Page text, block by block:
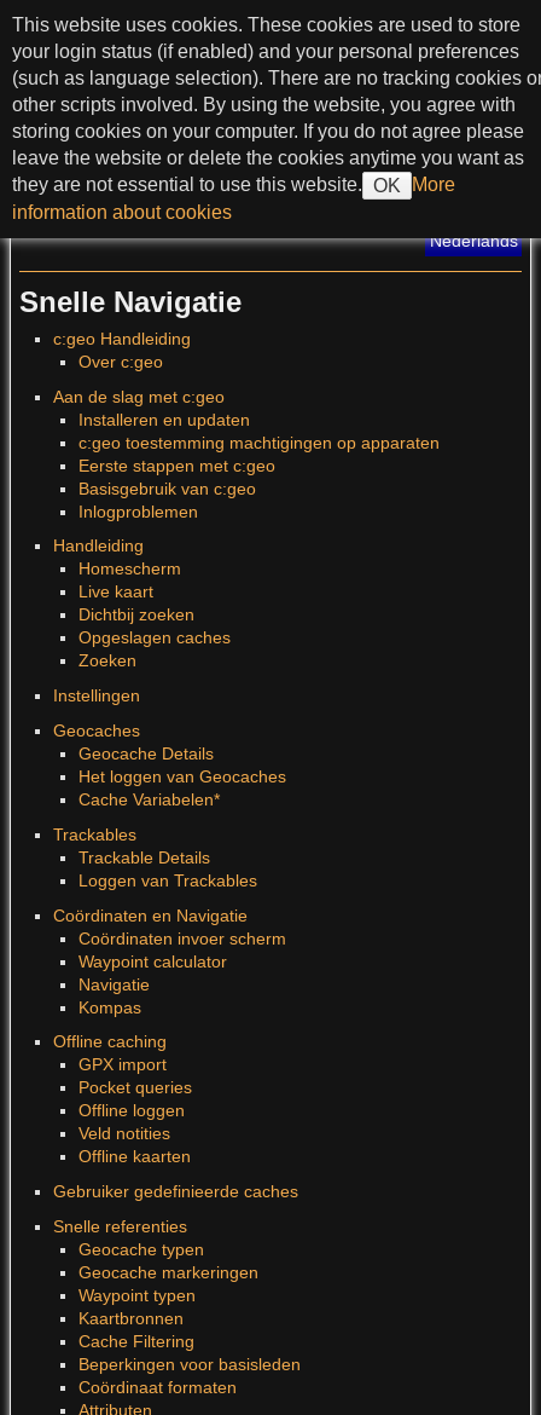
spring naar tekst
c:geo User Guide
>
Nederlands
Snelle Navigatie
c:geo Handleiding
Over c:geo
Aan de slag met c:geo
Installeren en updaten
c:geo toestemming machtigingen op apparaten
Eerste stappen met c:geo
Basisgebruik van c:geo
Inlogproblemen
Handleiding
Homescherm
Live kaart
Dichtbij zoeken
Opgeslagen caches
Zoeken
Instellingen
Geocaches
Geocache Details
Het loggen van Geocaches
Cache Variabelen*
Trackables
Trackable Details
Loggen van Trackables
Coördinaten en Navigatie
Coördinaten invoer scherm
Waypoint calculator
Navigatie
Kompas
Offline caching
GPX import
Pocket queries
Offline loggen
Veld notities
Offline kaarten
Gebruiker gedefinieerde caches
Snelle referenties
Geocache typen
Geocache markeringen
Waypoint typen
Kaartbronnen
Cache Filtering
Beperkingen voor basisleden
Coördinaat formaten
Attributen
This website uses cookies. These cookies are used to store
your login status (if enabled) and your personal preferences
(such as language selection). There are no tracking cookies
other scripts involved. By using the website, you agree with
storing cookies on your computer. If you do not agree please
leave the website or delete the cookies anytime you want as
they are not essential to use this website. OK
More
information about cookies